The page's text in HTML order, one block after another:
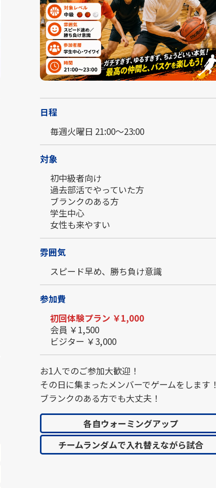
日程
毎週火曜日 21:00～23:00
対象
初中級者向け
過去部活でやっていた方
ブランクのある方
学生中心
女性も来やすい
雰囲気
スピード早め、勝ち負け意識
参加費
初回体験プラン ￥1,000
会員 ￥1,500
ビジター ￥3,000
お1人でのご参加大歓迎！
その日に集まったメンバーでゲームをします！
ブランクのある方でも大丈夫！
各自ウォーミングアップ
チームランダムで入れ替えながら試合